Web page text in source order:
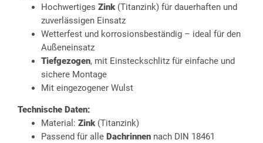
Hochwertiges Zink(Titanzink) für dauerhaften und
zuverlässigen Einsatz
Wetterfest und korrosionsbeständig – ideal für den
Außeneinsatz
Tiefgezogen, mit Einsteckschlitz für einfache und
sichere Montage
Mit eingezogener Wulst
Technische Daten:
Material: Zink(Titanzink)
Passend für alle Dachrinnen nach DIN 18461